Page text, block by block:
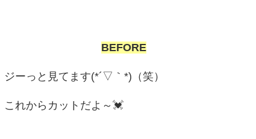
BEFORE
ジーっと見てます(*´▽｀*)（笑）
これからカットだよ～💓